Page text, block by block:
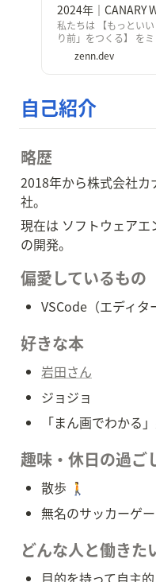
私たちは 【もっとい
り前」をつくる】 を
ンに掲げている不動産
ンパニーです。弊社で
下記のプロダクトを運
zenn.dev
自己紹介
略歴
2018年から株式会社カ
社。
現在は ソフトウェア
の開発。
偏愛しているもの
VSCode（エディタ
好きな本
岩田さん
ジョジョ
「まん画でわかる
趣味・休日の過ご
散歩 🚶
無名のサッカーゲ
どんな人と働きた
目的を持って自主